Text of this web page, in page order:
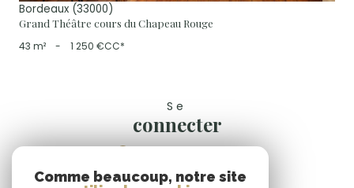
Bordeaux (33000)
Grand Théâtre cours du Chapeau Rouge
43 m²
- 1 250 €CC*
Se
connecter
Comme beaucoup, notre site